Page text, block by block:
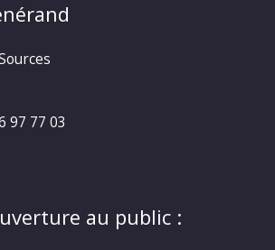
97 77 03
au public :